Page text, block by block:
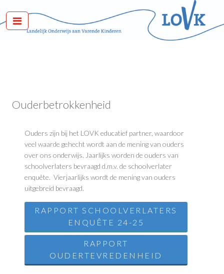
Ouderbetrokkenheid
Ouders zijn bij het LOVK educatief partner, waardoor
veel waarde gehecht wordt aan de mening van ouders
over ons onderwijs. Jaarlijks worden de ouders van
schoolverlaters bevraagd d.m.v. de schoolverlater
enquête. Vierjaarlijks wordt de mening van ouders
uitgebreid bevraagd.
RAPPORT SCHOOLVERLATERS
ENQUÊTE 24-25
RAPPORT
OUDERTEVREDENHEID